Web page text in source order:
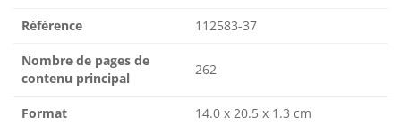
Référence 112583-37
Nombre de pages de
contenu principal
262
Format 14.0 x 20.5 x 1.3 cm